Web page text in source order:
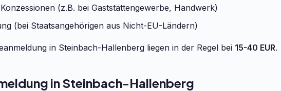
(z.B. bei Gaststättengewerbe, Handwerk)
(bei Staatsangehörigen aus Nicht-EU-Ländern)
in Steinbach-Hallenberg liegen in der Regel bei 15-40 EUR.
in Steinbach-Hallenberg